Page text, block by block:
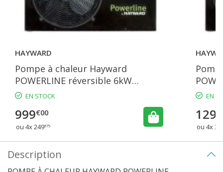
HAYWARD
Pompe à chaleur Hayward
POWERLINE réversible 6kW
monophasée
EN STOCK
999€00
ou 4x 249€75
EN
1299
ou 4x
Description